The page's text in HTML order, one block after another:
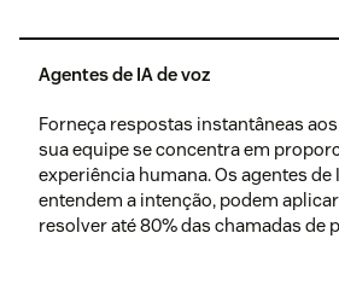
Agentes de IA de voz
Forneça respostas instantâneas
sua equipe se concentra em
experiência humana. Os agentes de
entendem a intenção, podem
resolver até 80% das chamadas de